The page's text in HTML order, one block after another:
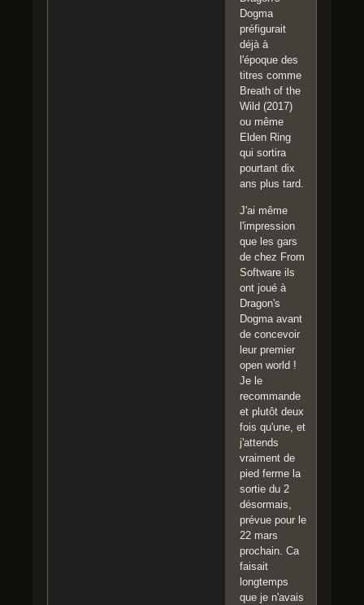
Dogma
préfigurait
déjà à
l'époque des
titres comme
Breath of the
Wild (2017)
ou même
Elden Ring
qui sortira
pourtant dix
ans plus tard.
J'ai même
l'impression
que les gars
de chez From
Software ils
ont joué à
Dragon's
Dogma avant
de concevoir
leur premier
open world !
Je le
recommande
et plutôt deux
fois qu'une, et
j'attends
vraiment de
pied ferme la
sortie du 2
désormais,
prévue pour le
22 mars
prochain. Ca
faisait
longtemps
que je n'avais